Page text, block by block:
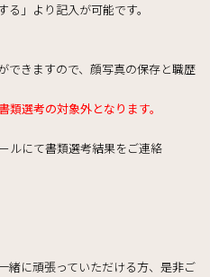
」より記入が可能です。
できますので、顔写真の保存と職歴
選考の対象外となります。
ルにて書類選考結果をご連絡
緒に頑張っていただける方、是非ご